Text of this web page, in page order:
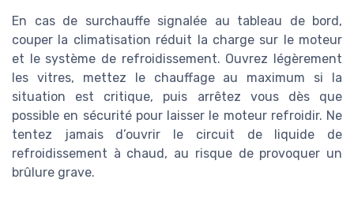
En cas de surchauffe signalée au tableau de bord,
couper la climatisation réduit la charge sur le moteur
et le système de refroidissement. Ouvrez légèrement
les vitres, mettez le chauffage au maximum si la
situation est critique, puis arrêtez vous dès que
possible en sécurité pour laisser le moteur refroidir. Ne
tentez jamais d’ouvrir le circuit de liquide de
refroidissement à chaud, au risque de provoquer un
brûlure grave.